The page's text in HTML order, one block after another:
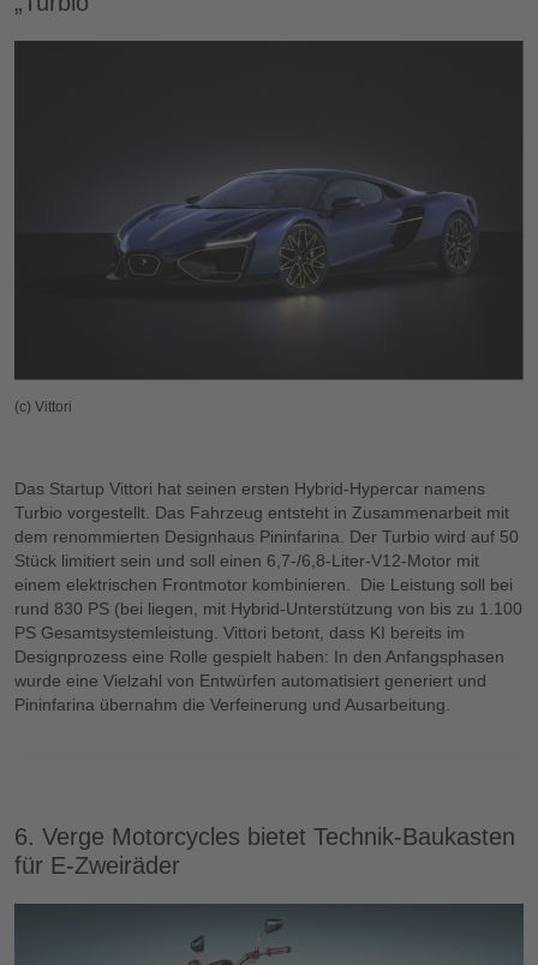
(c) Vittori
Das Startup Vittori hat seinen ersten Hybrid-Hypercar namens
Turbio vorgestellt. Das Fahrzeug entsteht in Zusammenarbeit mit
dem renommierten Designhaus Pininfarina. Der Turbio wird auf 50
Stück limitiert sein und soll einen 6,7-/6,8-Liter-V12-Motor mit
einem elektrischen Frontmotor kombinieren. Die Leistung soll bei
rund 830 PS (bei liegen, mit Hybrid-Unterstützung von bis zu 1.100
PS Gesamtsystemleistung. Vittori betont, dass KI bereits im
Designprozess eine Rolle gespielt haben: In den Anfangsphasen
wurde eine Vielzahl von Entwürfen automatisiert generiert und
Pininfarina übernahm die Verfeinerung und Ausarbeitung.
6. Verge Motorcycles bietet Technik-Baukasten
für E-Zweiräder